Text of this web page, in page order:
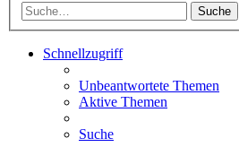
Suche
Schnellzugriff
Unbeantwortete Themen
Aktive Themen
Suche